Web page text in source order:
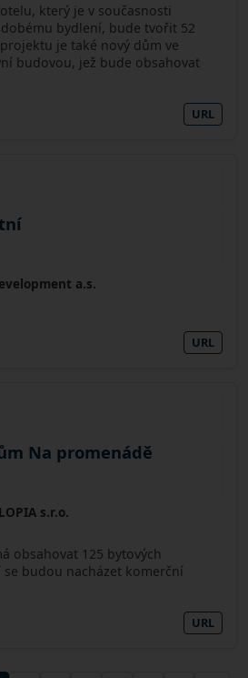
který je v současnosti
bydlení, bude tvořit 52
je také nový dům ve
budovou, jež bude obsahovat
URL
a.s.
URL
Na promenádě
s.r.o.
obsahovat 125 bytových
budou nacházet komerční
URL